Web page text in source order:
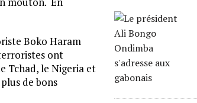
Boko Haram
ont
Tchad, le Nigeria et
de bons